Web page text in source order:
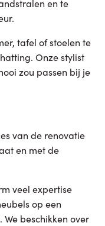
en te
tafel of stoelen te
Onze stylist
zou passen bij je
van de renovatie
en met de
veel expertise
op een
beschikken over